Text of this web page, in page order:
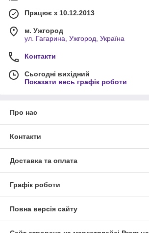
Працює з 10.12.2013
м. Ужгород
ул. Гагарина, Ужгород, Україна
Контакти
Сьогодні вихідний
Показати весь графік роботи
Про нас
Контакти
Доставка та оплата
Графік роботи
Повна версія сайту